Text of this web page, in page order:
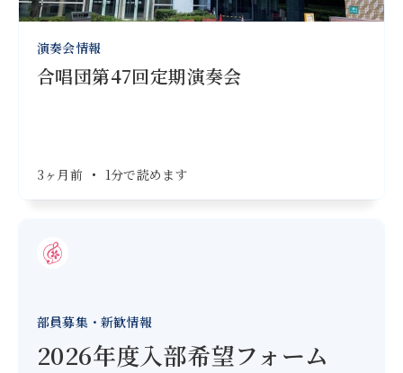
演奏会情報
合唱団第47回定期演奏会
3ヶ月前 • 1分で読めます
部員募集・新歓情報
2026年度入部希望フォーム